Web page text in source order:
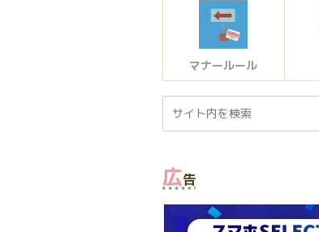
マナールール
広告